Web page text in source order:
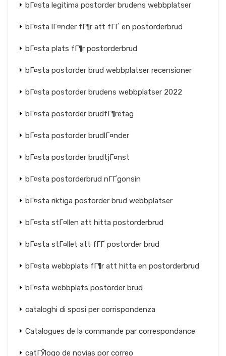
bГ¤sta legitima postorder brudens webbplatser
bГ¤sta lГ¤nder fГ¶r att fГҐ en postorderbrud
bГ¤sta plats fГ¶r postorderbrud
bГ¤sta postorder brud webbplatser recensioner
bГ¤sta postorder brudens webbplatser 2022
bГ¤sta postorder brudfГ¶retag
bГ¤sta postorder brudlГ¤nder
bГ¤sta postorder brudtjГ¤nst
bГ¤sta postorderbrud nГҐgonsin
bГ¤sta riktiga postorder brud webbplatser
bГ¤sta stГ¤llen att hitta postorderbrud
bГ¤sta stГ¤llet att fГҐ postorder brud
bГ¤sta webbplats fГ¶r att hitta en postorderbrud
bГ¤sta webbplats postorder brud
cataloghi di sposi per corrispondenza
Catalogues de la commande par correspondance
catГЎlogo de novias por correo